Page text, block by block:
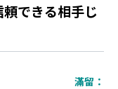
できる相手じ
滿留：